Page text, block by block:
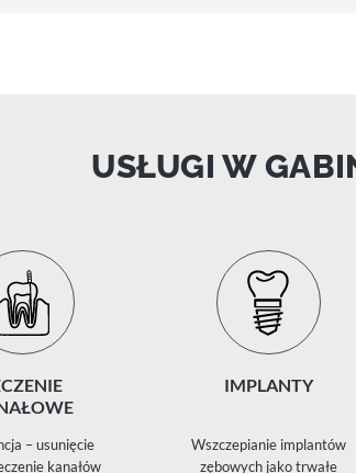
USŁUGI W
– usunięcie
kanałów
IMPLANTY
Wszczepianie implantów
zębowych jako trwałe